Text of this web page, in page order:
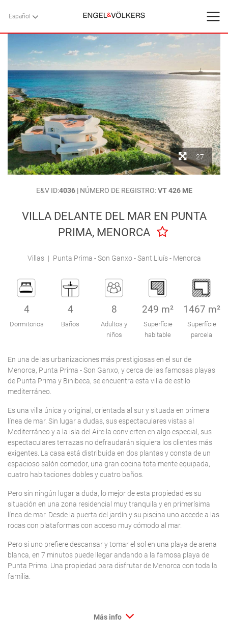
Español
Español
VILLAS
VOLVER
VOLVER
VOLVER
SERVICIOS
CONTACTO
Favoritos
Blog
Engel & Völkers Holiday Villas
27
> VILLA DELANTE DEL MAR EN PUNTA PRIMA, MENORCA
E&V ID:4036| NÚMERO DE REGISTRO:VT 426 ME
VILLA DELANTE DEL MAR EN PUNTA
PRIMA, MENORCA
Villas | Punta Prima - Son Ganxo - Sant Lluís - Menorca
4
Dormitorios
4
Baños
8
Adultos y
niños
249 m²
Superfície
habitable
1467 m²
Superfície
parcela
En una de las urbanizaciones más prestigiosas en el sur de
Menorca, Punta Prima - Son Ganxo, y cerca de las famosas playas
de Punta Prima y Binibeca, se encuentra esta villa de estilo
mediterráneo.
Es una villa única y original, orientada al sur y situada en primera
línea de mar. Sin lugar a dudas, sus espectaculares vistas al
Mediterráneo y a la isla del Aire la convierten en algo especial, sus
espectaculares terrazas no defraudarán siquiera los clientes más
exigentes. La casa está distribuida en dos plantas y consta de un
espacioso salón comedor, una gran cocina totalmente equipada,
cuatro habitaciones dobles y cuatro baños.
Pero sin ningún lugar a duda, lo mejor de esta propiedad es su
situación en una zona residencial muy tranquila y en primerísima
línea de mar. Desde la puerta del jardín y su piscina uno accede a las
rocas con plataformas con acceso muy cómodo al mar.
Pero si uno prefiere descansar y tomar el sol en una playa de arena
blanca, en 7 minutos puede llegar andando a la famosa playa de
Punta Prima. Una propiedad para disfrutar de Menorca con toda la
familia.
Más info